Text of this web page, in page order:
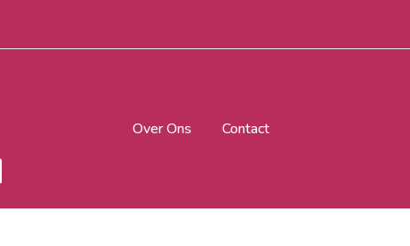
Over Ons Contact